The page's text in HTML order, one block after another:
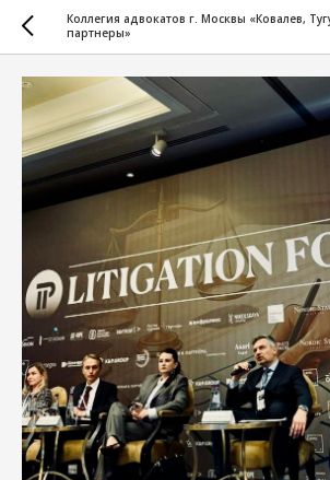
Коллегия адвокатов г. Москвы «Ковалев,
партнеры»